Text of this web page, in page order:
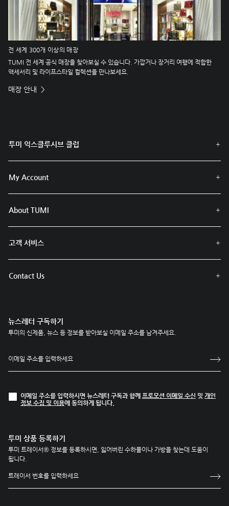
전 세계 300개 이상의 매장
TUMI 전 세계 공식 매장을 찾아보실 수 있습니다. 가깝거나 장거리 여행에 적합한
액세서리 및 라이프스타일 컬렉션을 만나보세요.
매장 안내
투미 익스클루시브 클럽
My Account
About TUMI
고객 서비스
Contact Us
뉴스레터 구독하기
투미의 신제품, 뉴스 등 정보를 받아보실 이메일 주소를 남겨주세요.
이메일 주소를 입력하시면 뉴스레터 구독과 함께 프로모션 이메일 수신 및 개인
정보 수집 및 이용에 동의하게 됩니다.
투미 상품 등록하기
투미 트레이서® 정보를 등록하시면, 잃어버린 수하물이나 가방을 찾는데 도움이
됩니다.